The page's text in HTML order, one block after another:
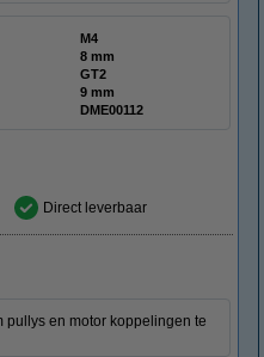
M4
8 mm
GT2
9 mm
DME00112
Direct leverbaar
pullys en motor koppelingen te